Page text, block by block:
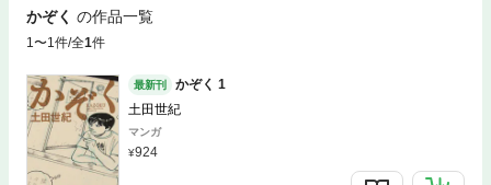
かぞく の作品一覧
1〜1件/全1件
最新刊
かぞく 1
土田世紀
マンガ
924